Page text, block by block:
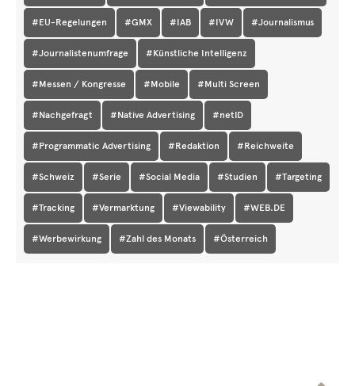
#EU-Regelungen #GMX #IAB #IVW #Journalismus
#Journalistenumfrage #Künstliche Intelligenz
#Messen / Kongresse #Mobile #Multi Screen
#Nachgefragt #Native Advertising #netID
#Programmatic Advertising #Redaktion #Reichweite
#Schweiz #Serie #Social Media #Studien #Targeting
#Tracking #Vermarktung #Viewability #WEB.DE
#Werbewirkung #Zahl des Monats #Österreich